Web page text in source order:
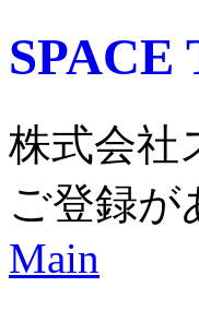
SPACE
株式会社
ご登録が
Main